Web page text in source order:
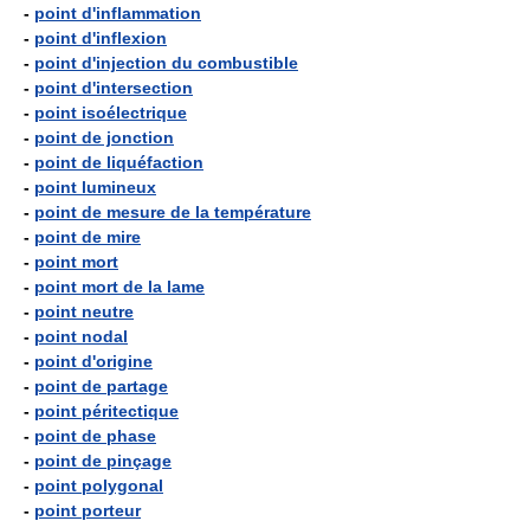
- point d'inflammation
- point d'inflexion
- point d'injection du combustible
- point d'intersection
- point isoélectrique
- point de jonction
- point de liquéfaction
- point lumineux
- point de mesure de la température
- point de mire
- point mort
- point mort de la lame
- point neutre
- point nodal
- point d'origine
- point de partage
- point péritectique
- point de phase
- point de pinçage
- point polygonal
- point porteur